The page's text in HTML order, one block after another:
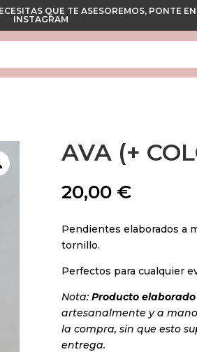
QUE TE ASESOREMOS, PONTE
INSTAGRAM
AVA (+
20,00 €
Pendientes elaborados a
tornillo.
Perfectos para cualquier
Nota: Producto
artesanalmente y a
la compra, sin que esto
entrega.